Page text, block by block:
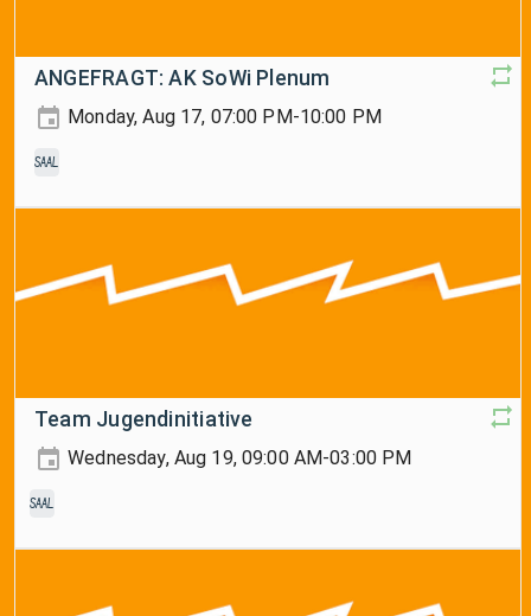
ANGEFRAGT: AK SoWi Plenum
Monday, Aug 17, 07:00 PM-10:00 PM
Saal
Team Jugendinitiative
Wednesday, Aug 19, 09:00 AM-03:00 PM
Saal